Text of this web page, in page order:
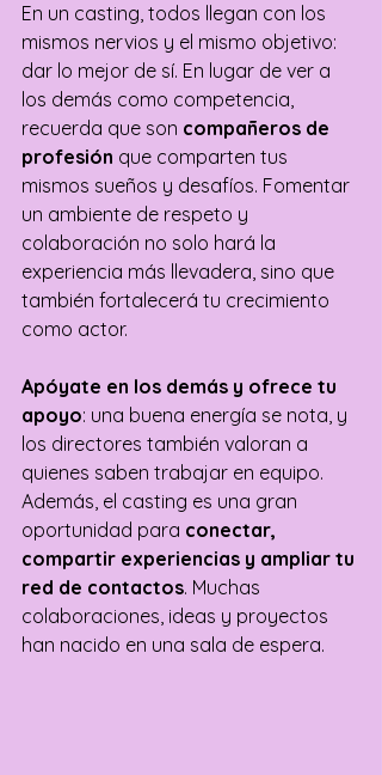
En un casting, todos llegan con los
mismos nervios y el mismo objetivo:
dar lo mejor de sí. En lugar de ver a
los demás como competencia,
recuerda que son compañeros de
profesión que comparten tus
mismos sueños y desafíos. Fomentar
un ambiente de respeto y
colaboración no solo hará la
experiencia más llevadera, sino que
también fortalecerá tu crecimiento
como actor.
Apóyate en los demás y ofrece tu
apoyo: una buena energía se nota, y
los directores también valoran a
quienes saben trabajar en equipo.
Además, el casting es una gran
oportunidad para conectar,
compartir experiencias y ampliar tu
red de contactos. Muchas
colaboraciones, ideas y proyectos
han nacido en una sala de espera.